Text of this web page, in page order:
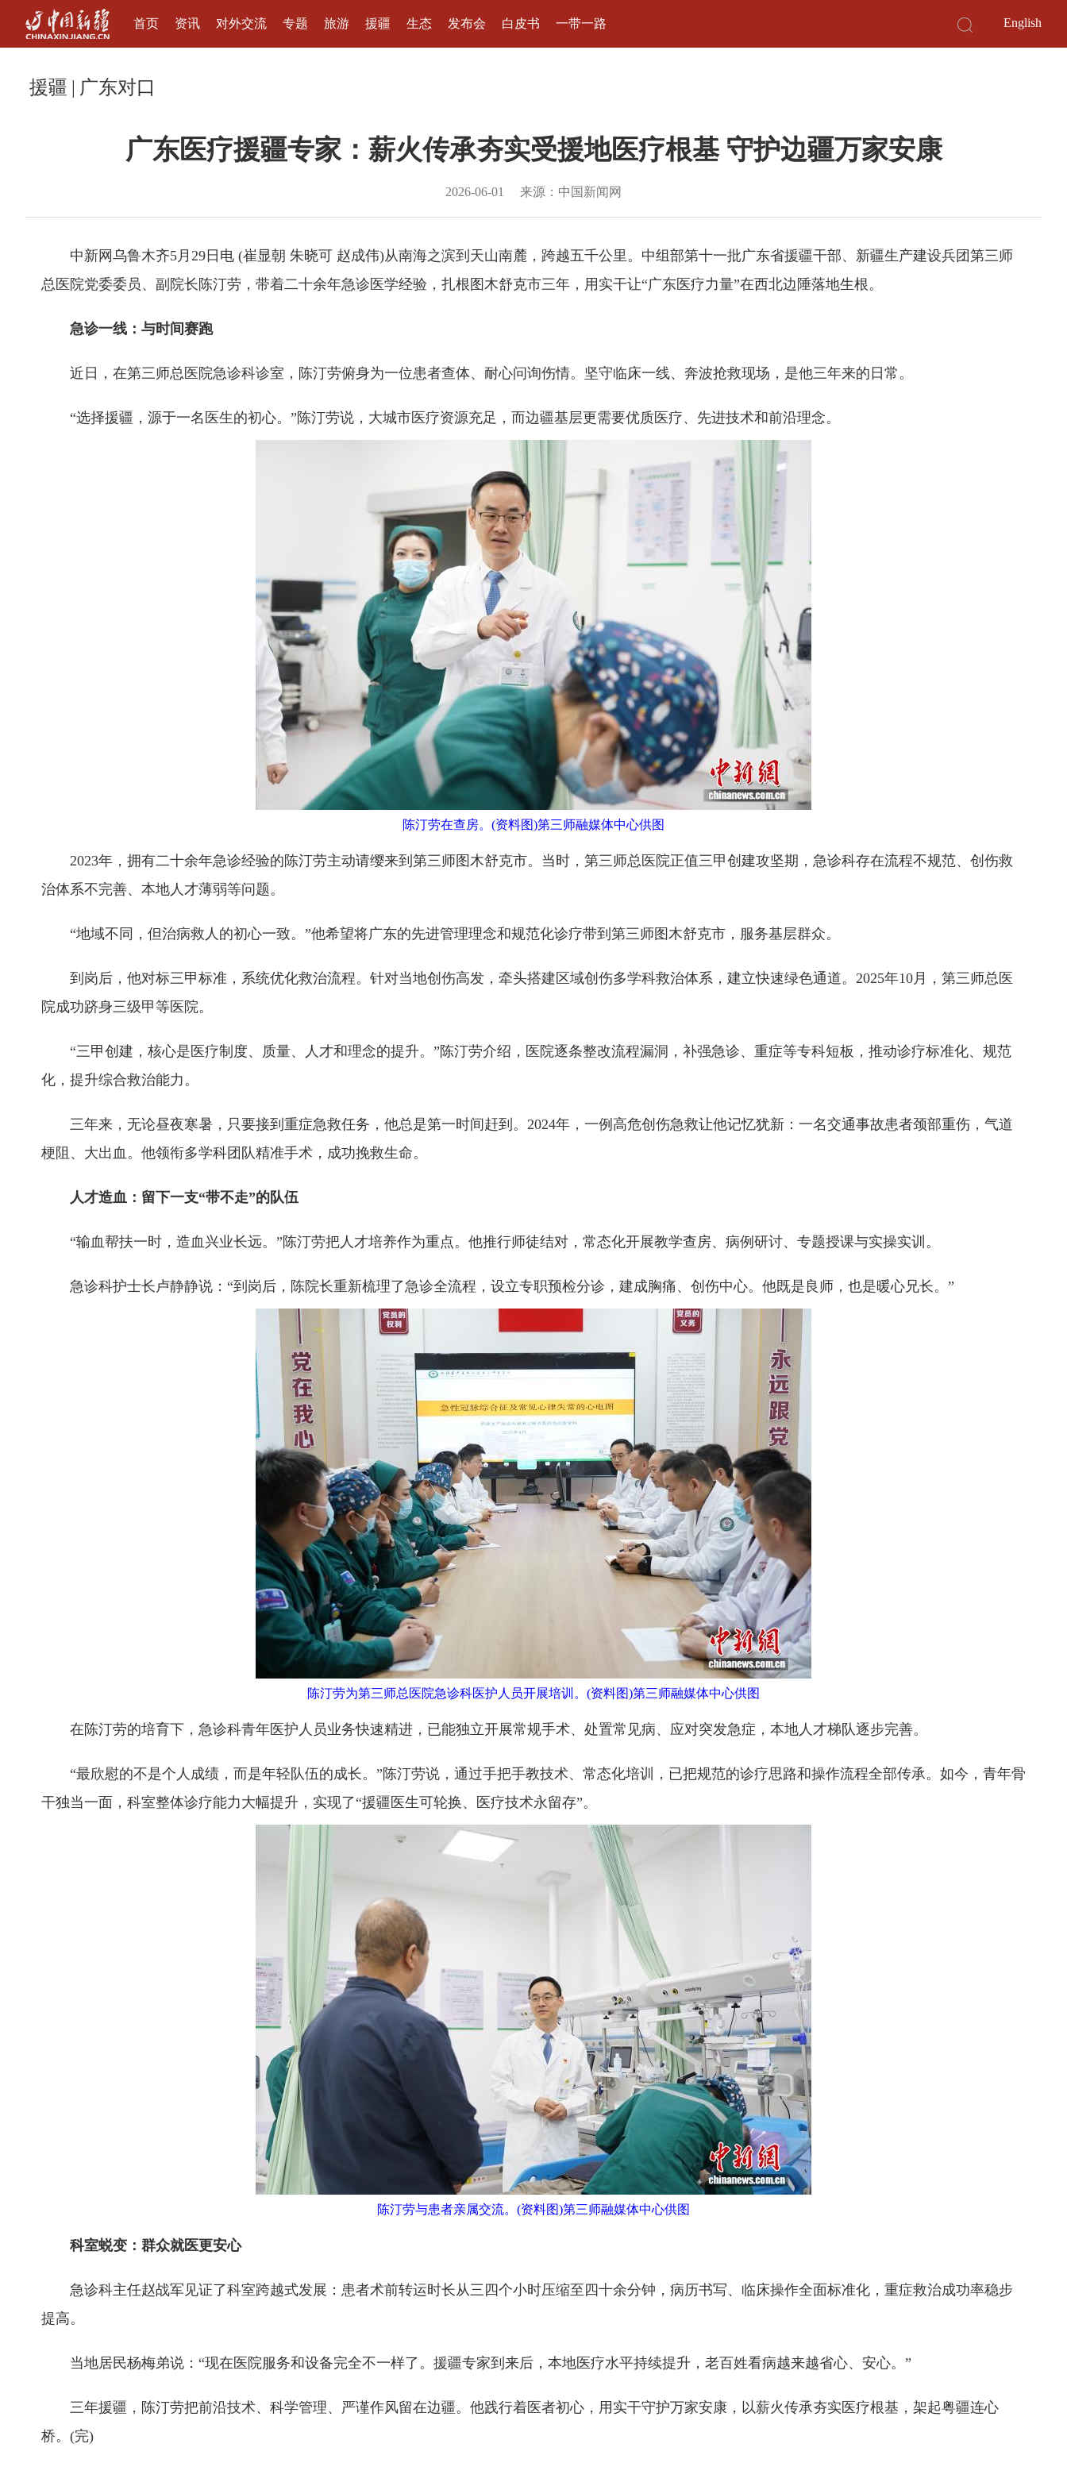
首页 资讯 对外交流 专题 旅游 援疆 生态 发布会 白皮书 一带一路 English
援疆 | 广东对口
广东医疗援疆专家：薪火传承夯实受援地医疗根基 守护边疆万家安康
2026-06-01 来源：中国新闻网
中新网乌鲁木齐5月29日电 (崔显朝 朱晓可 赵成伟)从南海之滨到天山南麓，跨越五千公里。中组部第十一批广东省援疆干部、新疆生产建设兵团第三师
总医院党委委员、副院长陈汀劳，带着二十余年急诊医学经验，扎根图木舒克市三年，用实干让“广东医疗力量”在西北边陲落地生根。
急诊一线：与时间赛跑
近日，在第三师总医院急诊科诊室，陈汀劳俯身为一位患者查体、耐心问询伤情。坚守临床一线、奔波抢救现场，是他三年来的日常。
“选择援疆，源于一名医生的初心。”陈汀劳说，大城市医疗资源充足，而边疆基层更需要优质医疗、先进技术和前沿理念。
陈汀劳在查房。(资料图)第三师融媒体中心供图
2023年，拥有二十余年急诊经验的陈汀劳主动请缨来到第三师图木舒克市。当时，第三师总医院正值三甲创建攻坚期，急诊科存在流程不规范、创伤救
治体系不完善、本地人才薄弱等问题。
“地域不同，但治病救人的初心一致。”他希望将广东的先进管理理念和规范化诊疗带到第三师图木舒克市，服务基层群众。
到岗后，他对标三甲标准，系统优化救治流程。针对当地创伤高发，牵头搭建区域创伤多学科救治体系，建立快速绿色通道。2025年10月，第三师总医
院成功跻身三级甲等医院。
“三甲创建，核心是医疗制度、质量、人才和理念的提升。”陈汀劳介绍，医院逐条整改流程漏洞，补强急诊、重症等专科短板，推动诊疗标准化、规范
化，提升综合救治能力。
三年来，无论昼夜寒暑，只要接到重症急救任务，他总是第一时间赶到。2024年，一例高危创伤急救让他记忆犹新：一名交通事故患者颈部重伤，气道
梗阻、大出血。他领衔多学科团队精准手术，成功挽救生命。
人才造血：留下一支“带不走”的队伍
“输血帮扶一时，造血兴业长远。”陈汀劳把人才培养作为重点。他推行师徒结对，常态化开展教学查房、病例研讨、专题授课与实操实训。
急诊科护士长卢静静说：“到岗后，陈院长重新梳理了急诊全流程，设立专职预检分诊，建成胸痛、创伤中心。他既是良师，也是暖心兄长。”
陈汀劳为第三师总医院急诊科医护人员开展培训。(资料图)第三师融媒体中心供图
在陈汀劳的培育下，急诊科青年医护人员业务快速精进，已能独立开展常规手术、处置常见病、应对突发急症，本地人才梯队逐步完善。
“最欣慰的不是个人成绩，而是年轻队伍的成长。”陈汀劳说，通过手把手教技术、常态化培训，已把规范的诊疗思路和操作流程全部传承。如今，青年骨
干独当一面，科室整体诊疗能力大幅提升，实现了“援疆医生可轮换、医疗技术永留存”。
陈汀劳与患者亲属交流。(资料图)第三师融媒体中心供图
科室蜕变：群众就医更安心
急诊科主任赵战军见证了科室跨越式发展：患者术前转运时长从三四个小时压缩至四十余分钟，病历书写、临床操作全面标准化，重症救治成功率稳步
提高。
当地居民杨梅弟说：“现在医院服务和设备完全不一样了。援疆专家到来后，本地医疗水平持续提升，老百姓看病越来越省心、安心。”
三年援疆，陈汀劳把前沿技术、科学管理、严谨作风留在边疆。他践行着医者初心，用实干守护万家安康，以薪火传承夯实医疗根基，架起粤疆连心
桥。(完)